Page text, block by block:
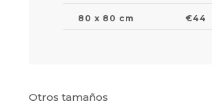
80 x 80 cm €44
Otros tamaños